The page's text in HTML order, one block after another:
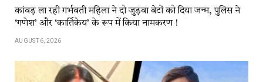
कांवड़​​ ला​​ रही​​ गर्भवती महिला ने दो जुड़वा बेटों को दिया जन्म, पुलिस ने
‘गणेश’ और ‘कार्तिकेय’ के रूप में किया नामकरण !
AUGUST 6, 2026